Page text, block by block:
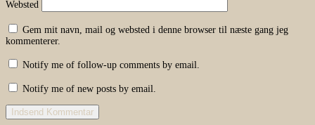
Websted
Gem mit navn, mail og websted i denne browser til næste gang jeg
kommenterer.
Notify me of follow-up comments by email.
Notify me of new posts by email.